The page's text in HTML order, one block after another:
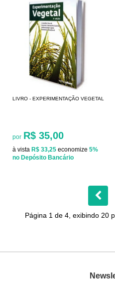
LIVRO - EXPERIMENTAÇÃO VEGETAL
por R$ 35,00
à vista R$ 33,25 economize 5%
no Depósito Bancário
Página 1 de 4, exibindo 20